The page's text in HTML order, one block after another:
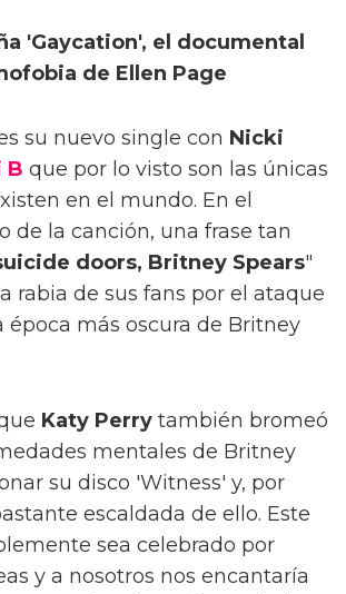
'Gaycation', el documental
de Ellen Page
su nuevo single con Nicki
B que por lo visto son las únicas
en el mundo. En el
de la canción, una frase tan
doors, Britney Spears"
rabia de sus fans por el ataque
época más oscura de Britney
Katy Perry también bromeó
mentales de Britney
su disco 'Witness' y, por
escaldada de ello. Este
sea celebrado por
y a nosotros nos encantaría